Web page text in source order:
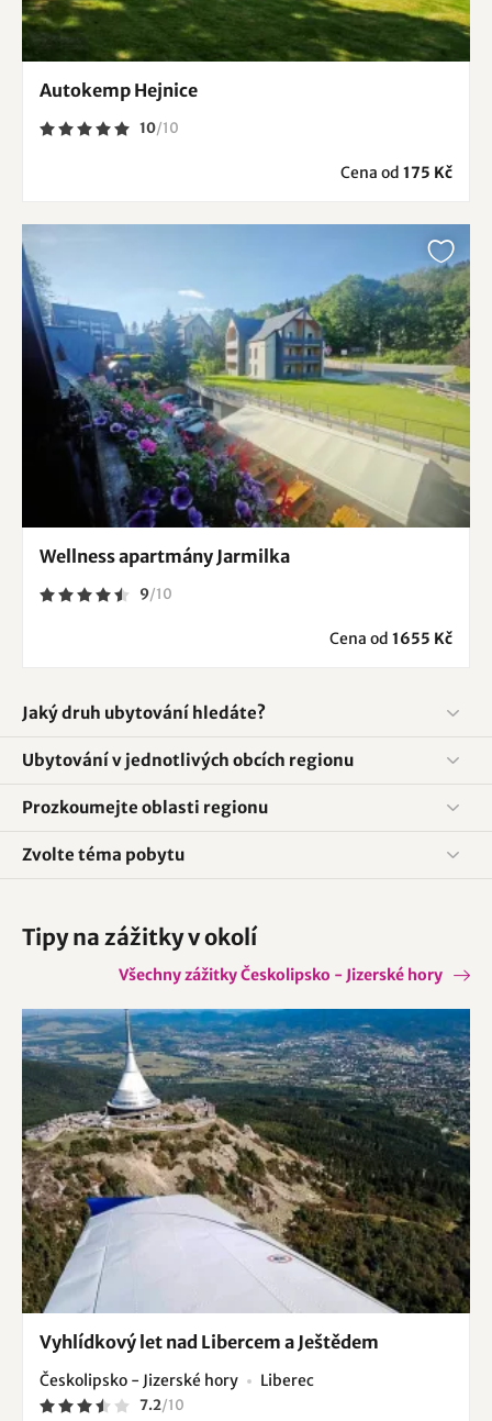
Autokemp Hejnice
10/10
Cena od 175 Kč
Wellness apartmány Jarmilka
9/10
Cena od 1655 Kč
Jaký druh ubytování hledáte?
Ubytování v jednotlivých obcích regionu
Prozkoumejte oblasti regionu
Zvolte téma pobytu
Tipy na zážitky v okolí
Všechny zážitky Českolipsko - Jizerské hory
Vyhlídkový let nad Libercem a Ještědem
Českolipsko - Jizerské hory Liberec
7.2/10